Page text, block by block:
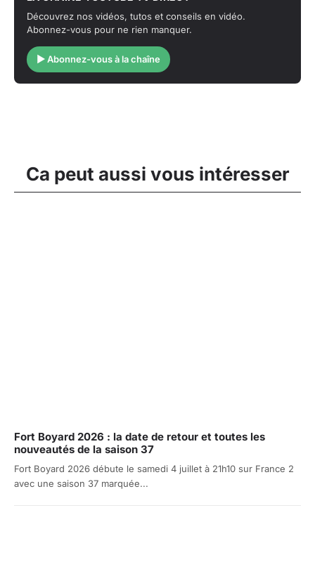
Découvrez nos vidéos, tutos et conseils en vidéo.
Abonnez-vous pour ne rien manquer.
▶ Abonnez-vous à la chaîne
Ca peut aussi vous intéresser
Fort Boyard 2026 : la date de retour et toutes les
nouveautés de la saison 37
Fort Boyard 2026 débute le samedi 4 juillet à 21h10 sur France 2
avec une saison 37 marquée...